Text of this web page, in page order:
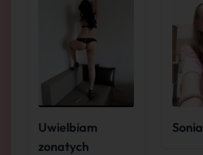
Uwielbiam
zonatych
Sonia